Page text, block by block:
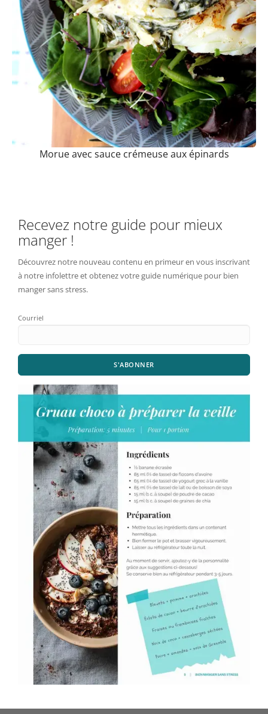
Morue avec sauce crémeuse aux épinards
Recevez notre guide pour mieux
manger !
Découvrez notre nouveau contenu en primeur en vous inscrivant
à notre infolettre et obtenez votre guide numérique pour bien
manger sans stress.
Courriel
S'ABONNER